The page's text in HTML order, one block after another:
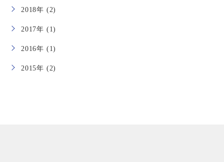
2018年 (2)
2017年 (1)
2016年 (1)
2015年 (2)